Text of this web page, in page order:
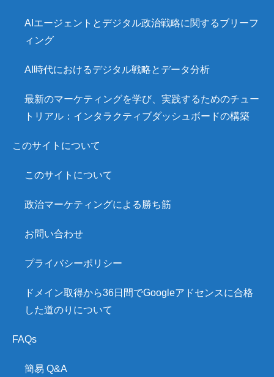
AIエージェントとデジタル政治戦略に関するブリーフ
ィング
AI時代におけるデジタル戦略とデータ分析
最新のマーケティングを学び、実践するためのチュー
トリアル：インタラクティブダッシュボードの構築
このサイトについて
このサイトについて
政治マーケティングによる勝ち筋
お問い合わせ
プライバシーポリシー
ドメイン取得から36日間でGoogleアドセンスに合格
した道のりについて
FAQs
簡易 Q&A